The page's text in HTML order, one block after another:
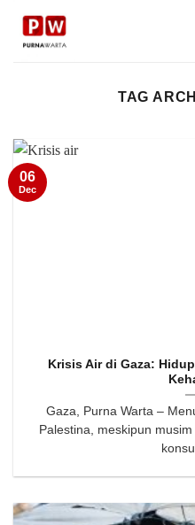
TAG
Krisis Air di Gaza:
Gaza, Purna Warta –
Palestina, meskipun
06
Dec